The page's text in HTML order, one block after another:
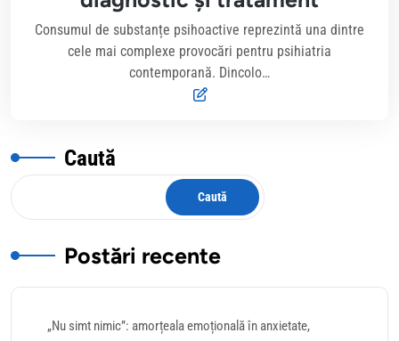
Consumul de substanțe psihoactive reprezintă una dintre
cele mai complexe provocări pentru psihiatria
contemporană. Dincolo…
Caută
Caută
Postări recente
„Nu simt nimic”: amorțeala emoțională în anxietate,